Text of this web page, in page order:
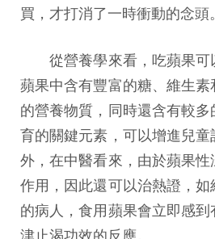
買，才打消了一時衝動的念頭。
從營養學來看，吃蘋果可
蘋果中含有豐富的糖、維生
的營養物質，同時還含有較
育的關鍵元素，可以增進兒
外，在中醫看來，由於蘋果
作用，因此還可以治熱證，
的病人，食用蘋果會立即感
津止渴功效的反應。